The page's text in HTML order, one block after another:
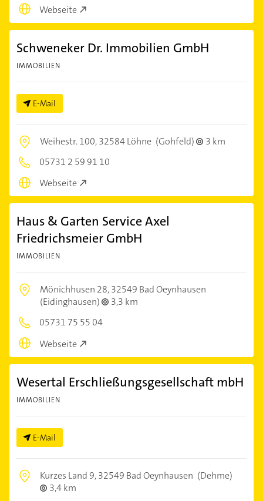
Webseite
Schweneker Dr. Immobilien GmbH
IMMOBILIEN
E-Mail
Weihestr. 100,32584 Löhne (Gohfeld)
3 km
05731 2 59 91 10
Webseite
Haus & Garten Service Axel
Friedrichsmeier GmbH
IMMOBILIEN
Mönichhusen 28,32549 Bad Oeynhausen
(Eidinghausen)
3,3 km
05731 75 55 04
Webseite
Wesertal Erschließungsgesellschaft mbH
IMMOBILIEN
E-Mail
Kurzes Land 9,32549 Bad Oeynhausen (Dehme)
3,4 km